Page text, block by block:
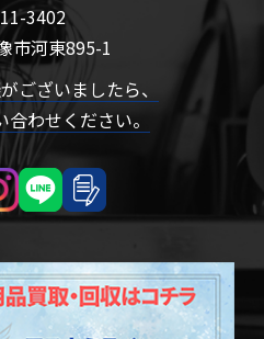
3402
市河東895-1
ございましたら、
わせください。